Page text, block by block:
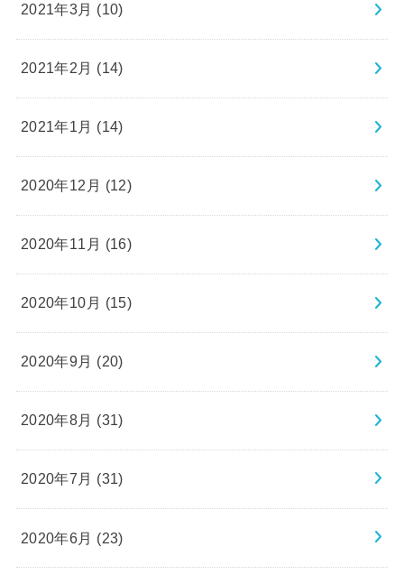
2021年3月 (10)
2021年2月 (14)
2021年1月 (14)
2020年12月 (12)
2020年11月 (16)
2020年10月 (15)
2020年9月 (20)
2020年8月 (31)
2020年7月 (31)
2020年6月 (23)